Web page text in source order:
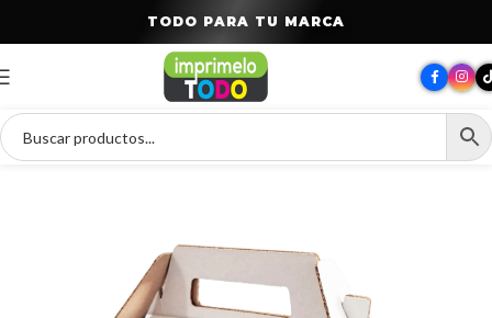
T ODO PARA T U MARCA